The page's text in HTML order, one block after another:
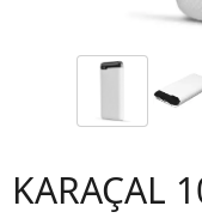
KARAÇAL